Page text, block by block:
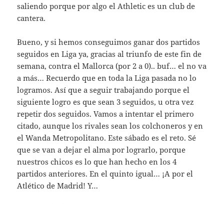
saliendo porque por algo el Athletic es un club de
cantera.
Bueno, y si hemos conseguimos ganar dos partidos
seguidos en Liga ya, gracias al triunfo de este fin de
semana, contra el Mallorca (por 2 a 0).. buf… el no va
a más… Recuerdo que en toda la Liga pasada no lo
logramos. Así que a seguir trabajando porque el
siguiente logro es que sean 3 seguidos, u otra vez
repetir dos seguidos. Vamos a intentar el primero
citado, aunque los rivales sean los colchoneros y en
el Wanda Metropolitano. Este sábado es el reto. Sé
que se van a dejar el alma por lograrlo, porque
nuestros chicos es lo que han hecho en los 4
partidos anteriores. En el quinto igual… ¡A por el
Atlético de Madrid! Y…